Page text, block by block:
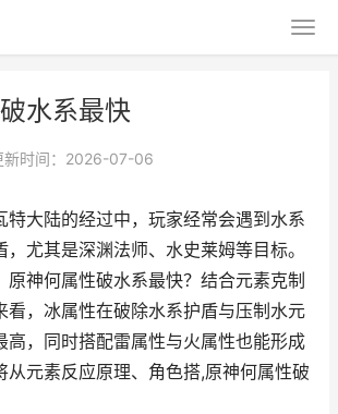
水系最快
新时间：2026-07-06
特大陆的经过中，玩家经常会遇到水系
尤其是深渊法师、水史莱姆等目标。
原神何属性破水系最快？结合元素克制
看，冰属性在破除水系护盾与压制水元
高，同时搭配雷属性与火属性也能形成
从元素反应原理、角色搭,原神何属性破